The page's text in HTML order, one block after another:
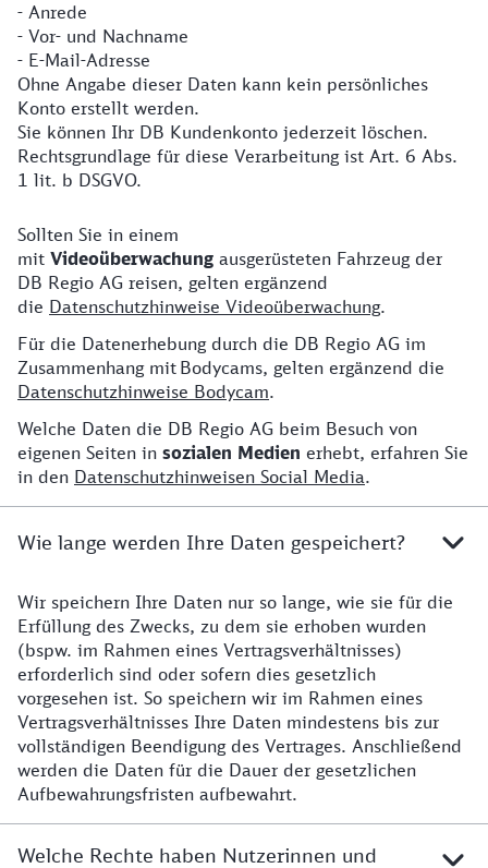
- Anrede
- Vor- und Nachname
- E-Mail-Adresse
Ohne Angabe dieser Daten kann kein persönliches
Konto erstellt werden.
Sie können Ihr DB Kundenkonto jederzeit löschen.
Rechtsgrundlage für diese Verarbeitung ist Art. 6 Abs.
1 lit. b DSGVO.
Weitere Hinweise
Sollten Sie in einem
mit Videoüberwachung ausgerüsteten Fahrzeug der
DB Regio AG reisen, gelten ergänzend
die Datenschutzhinweise Videoüberwachung.
Für die Datenerhebung durch die DB Regio AG im
Zusammenhang mit Bodycams, gelten ergänzend die
Datenschutzhinweise Bodycam.
Welche Daten die DB Regio AG beim Besuch von
eigenen Seiten in sozialen Medien erhebt, erfahren Sie
in den Datenschutzhinweisen Social Media.
Wie lange werden Ihre Daten gespeichert?
Wir speichern Ihre Daten nur so lange, wie sie für die
Erfüllung des Zwecks, zu dem sie erhoben wurden
(bspw. im Rahmen eines Vertragsverhältnisses)
erforderlich sind oder sofern dies gesetzlich
vorgesehen ist. So speichern wir im Rahmen eines
Vertragsverhältnisses Ihre Daten mindestens bis zur
vollständigen Beendigung des Vertrages. Anschließend
werden die Daten für die Dauer der gesetzlichen
Aufbewahrungsfristen aufbewahrt.
Welche Rechte haben Nutzerinnen und